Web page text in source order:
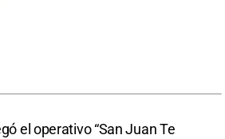
el operativo “San Juan Te